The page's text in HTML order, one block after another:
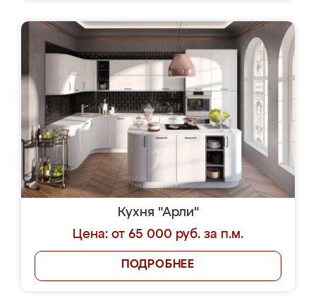
Кухня "Арли"
Цена: от 65 000 руб. за п.м.
ПОДРОБНЕЕ